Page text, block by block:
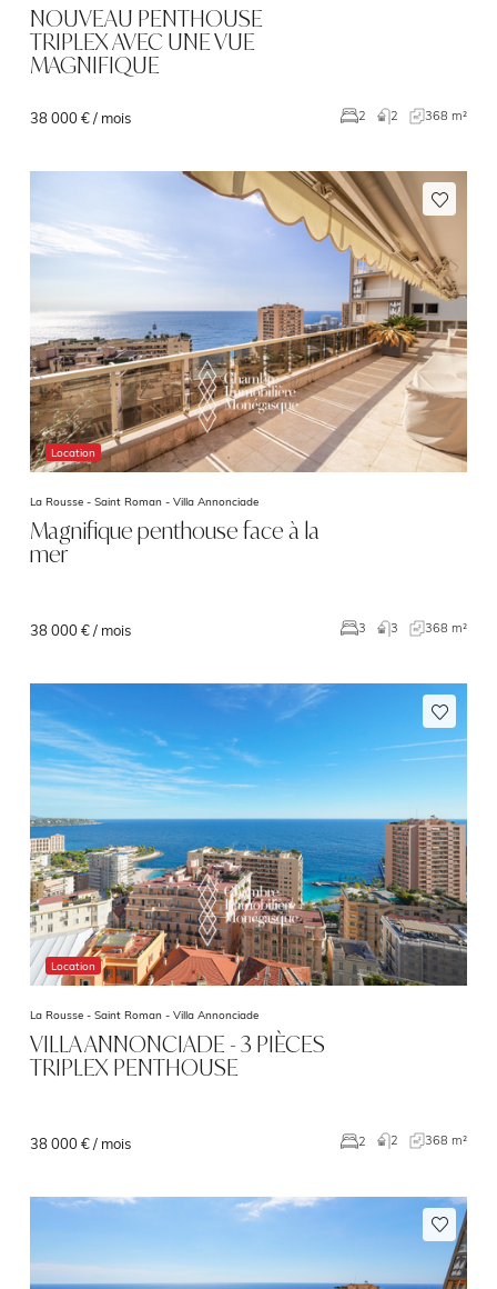
NOUVEAU PENTHOUSE
TRIPLEX AVEC UNE VUE
MAGNIFIQUE
38 000 € / mois 2 2 368 m²
Location
La Rousse - Saint Roman - Villa Annonciade
Magnifique penthouse face à la
mer
38 000 € / mois 3 3 368 m²
Location
La Rousse - Saint Roman - Villa Annonciade
VILLA ANNONCIADE - 3 PIÈCES
TRIPLEX PENTHOUSE
38 000 € / mois 2 2 368 m²